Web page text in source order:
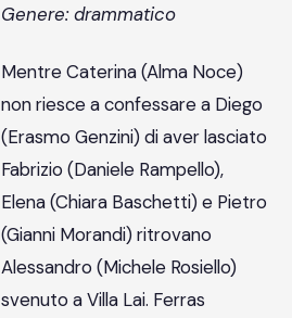
Genere: drammatico
Mentre Caterina (Alma Noce)
non riesce a confessare a Diego
(Erasmo Genzini) di aver lasciato
Fabrizio (Daniele Rampello),
Elena (Chiara Baschetti) e Pietro
(Gianni Morandi) ritrovano
Alessandro (Michele Rosiello)
svenuto a Villa Lai. Ferras